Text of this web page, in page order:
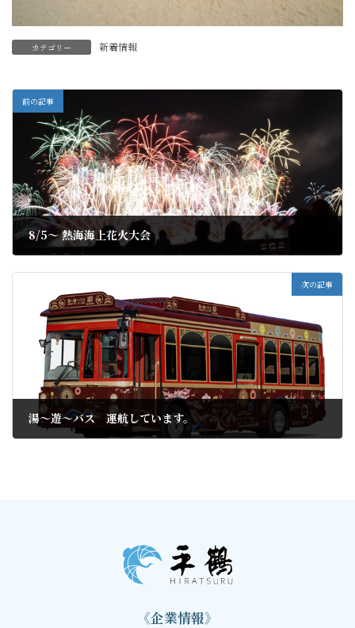
カテゴリー 新着情報
前の記事
8/5〜 熱海海上花火大会
次の記事
湯～遊～バス 運航しています。
《企業情報》